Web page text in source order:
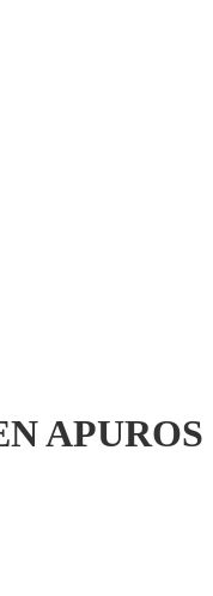
APUROS